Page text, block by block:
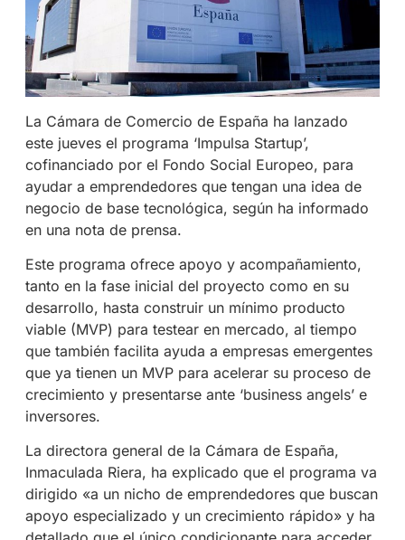
La Cámara de Comercio de España ha lanzado
este jueves el programa ‘Impulsa Startup’,
cofinanciado por el Fondo Social Europeo, para
ayudar a emprendedores que tengan una idea de
negocio de base tecnológica, según ha informado
en una nota de prensa.
Este programa ofrece apoyo y acompañamiento,
tanto en la fase inicial del proyecto como en su
desarrollo, hasta construir un mínimo producto
viable (MVP) para testear en mercado, al tiempo
que también facilita ayuda a empresas emergentes
que ya tienen un MVP para acelerar su proceso de
crecimiento y presentarse ante ‘business angels’ e
inversores.
La directora general de la Cámara de España,
Inmaculada Riera, ha explicado que el programa va
dirigido «a un nicho de emprendedores que buscan
apoyo especializado y un crecimiento rápido» y ha